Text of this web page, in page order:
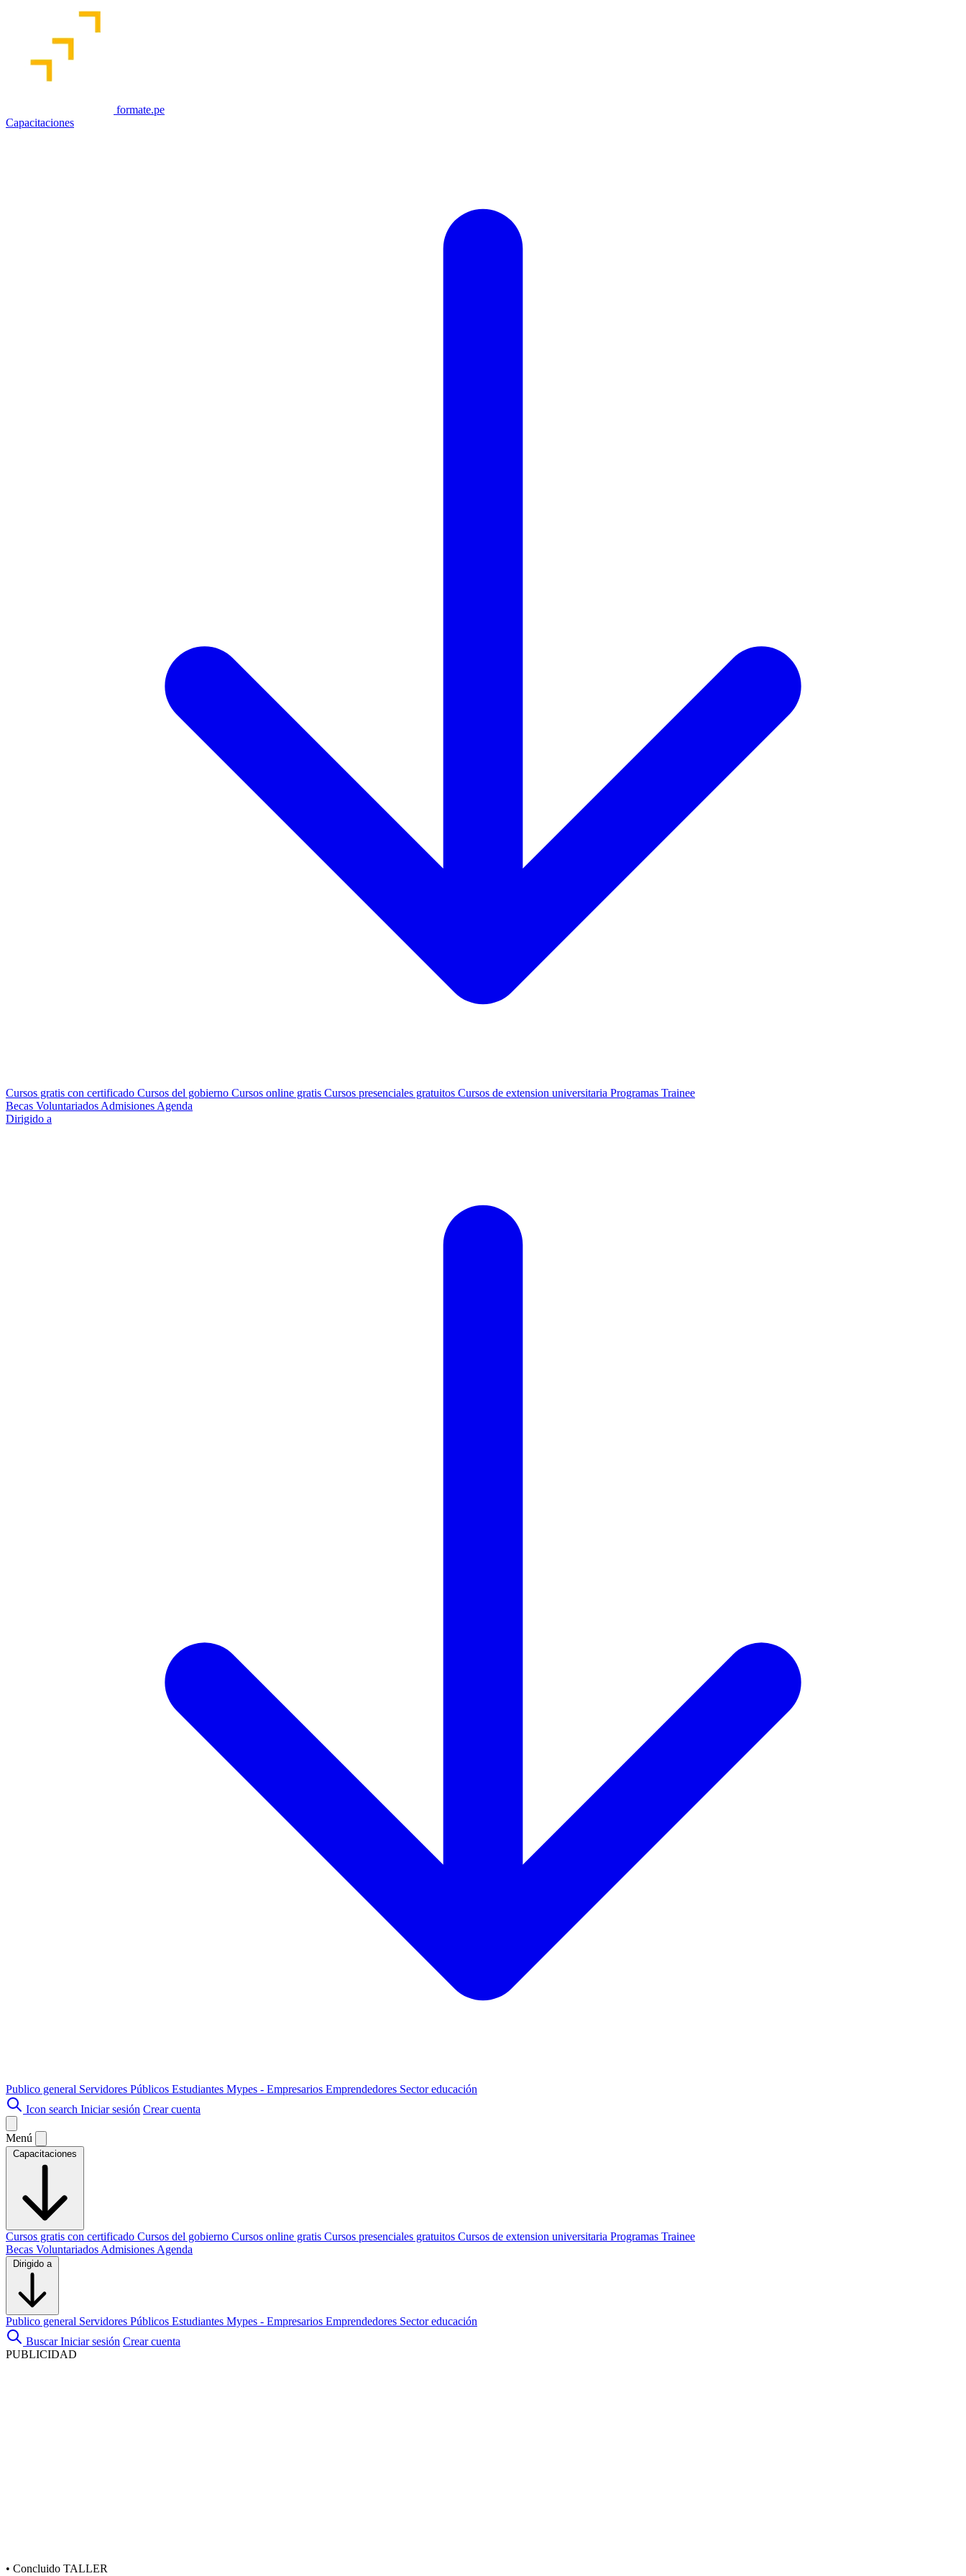
formate.pe
Capacitaciones
Cursos gratis con certificado Cursos del gobierno Cursos online gratis Cursos presenciales gratuitos Cursos de extension universitaria Programas Trainee
Becas Voluntariados Admisiones Agenda
Dirigido a
Publico general Servidores Públicos Estudiantes Mypes - Empresarios Emprendedores Sector educación
Icon search Iniciar sesión Crear cuenta
Menú
Capacitaciones
Cursos gratis con certificado Cursos del gobierno Cursos online gratis Cursos presenciales gratuitos Cursos de extension universitaria Programas Trainee
Becas Voluntariados Admisiones Agenda
Dirigido a
Publico general Servidores Públicos Estudiantes Mypes - Empresarios Emprendedores Sector educación
Buscar Iniciar sesión Crear cuenta
PUBLICIDAD
• Concluido TALLER